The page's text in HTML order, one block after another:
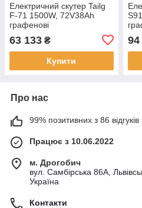
Електричний скутер Tailg
F-71 1500W, 72V38Ah
графенові
63 133 ₴
Купити
94
Про нас
99% позитивних з 86 відгуків
Працює з 10.06.2022
м. Дрогобич
вул. Самбірська 86А,
Україна
Контакти